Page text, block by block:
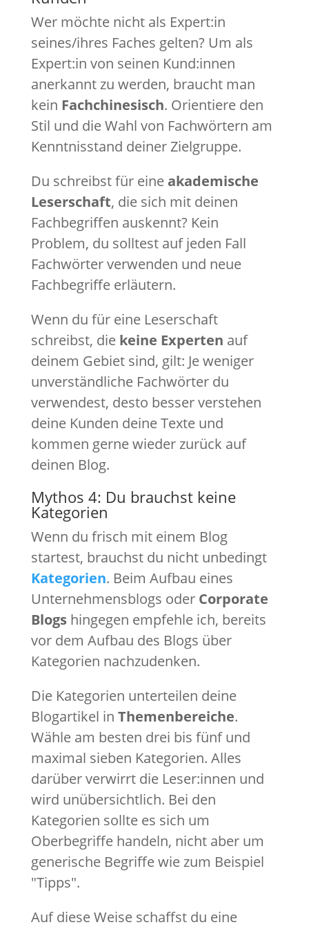
Wer möchte nicht als Expert:in
seines/ihres Faches gelten? Um als
Expert:in von seinen Kund:innen
anerkannt zu werden, braucht man
kein Fachchinesisch. Orientiere den
Stil und die Wahl von Fachwörtern am
Kenntnisstand deiner Zielgruppe.
Du schreibst für eine akademische
Leserschaft, die sich mit deinen
Fachbegriffen auskennt? Kein
Problem, du solltest auf jeden Fall
Fachwörter verwenden und neue
Fachbegriffe erläutern.
Wenn du für eine Leserschaft
schreibst, die keine Experten auf
deinem Gebiet sind, gilt: Je weniger
unverständliche Fachwörter du
verwendest, desto besser verstehen
deine Kunden deine Texte und
kommen gerne wieder zurück auf
deinen Blog.
Mythos 4: Du brauchst keine
Kategorien
Wenn du frisch mit einem Blog
startest, brauchst du nicht unbedingt
Kategorien. Beim Aufbau eines
Unternehmensblogs oder Corporate
Blogshingegen empfehle ich, bereits
vor dem Aufbau des Blogs über
Kategorien nachzudenken.
Die Kategorien unterteilen deine
Blogartikel in Themenbereiche.
Wähle am besten drei bis fünf und
maximal sieben Kategorien. Alles
darüber verwirrt die Leser:innen und
wird unübersichtlich. Bei den
Kategorien sollte es sich um
Oberbegriffe handeln, nicht aber um
generische Begriffe wie zum Beispiel
"Tipps".
Auf diese Weise schaffst du eine